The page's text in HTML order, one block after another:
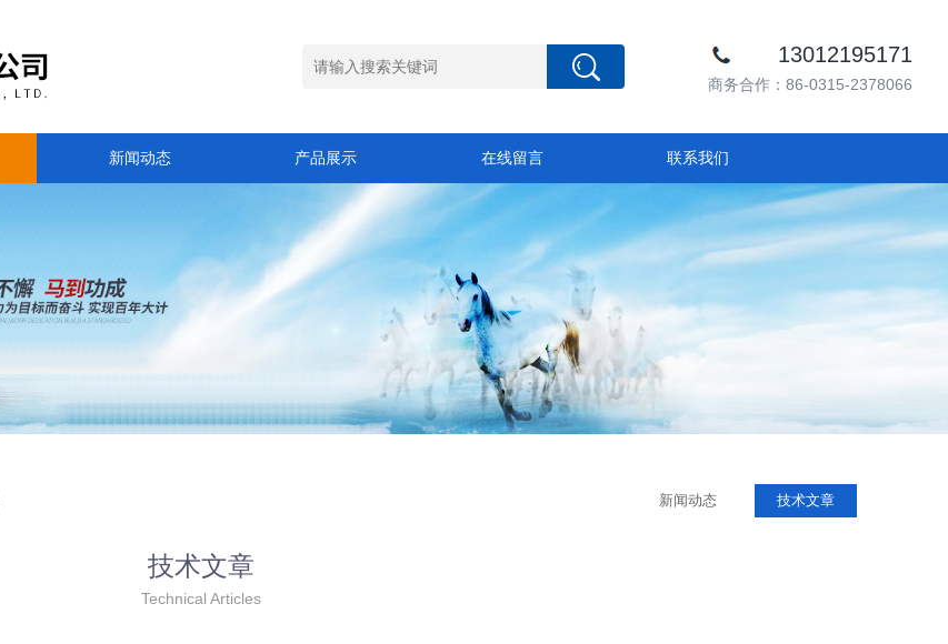
13012195171
商务合作：86-0315-2378066
新闻动态 产品展示 在线留言 联系我们
新闻动态 技术文章
技术文章
Technical Articles